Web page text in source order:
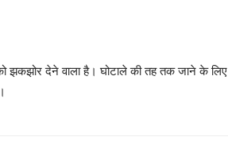
को झकझोर देने वाला है। घोटाले की तह तक जाने के लिए